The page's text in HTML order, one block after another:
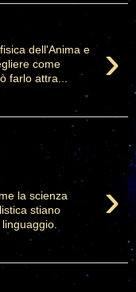
›
dell'Anima e
come
farlo attra...
›
la scienza
stiano